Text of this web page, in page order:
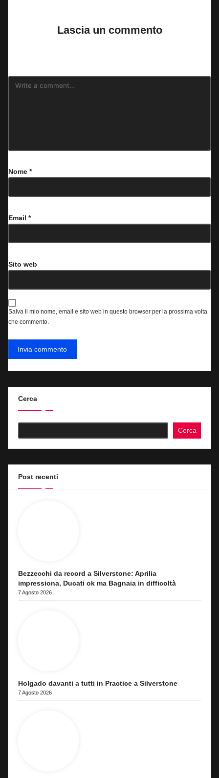
Lascia un commento
Nome *
Email *
Sito web
Salva il mio nome, email e sito web in questo browser per la prossima volta
che commento.
Cerca
Cerca
Post recenti
Bezzecchi da record a Silverstone: Aprilia
impressiona, Ducati ok ma Bagnaia in difficoltà
7 Agosto 2026
Holgado davanti a tutti in Practice a Silverstone
7 Agosto 2026